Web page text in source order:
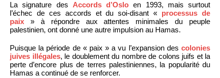
La signature des Accords d’Oslo en 1993, mais surtout
l’échec de ces accords et du soi-disant « processus de
paix » à répondre aux attentes minimales du peuple
palestinien, ont donné une autre impulsion au Hamas.
Puisque la période de « paix » a vu l’expansion des colonies
juives illégales, le doublement du nombre de colons juifs et la
perte d’encore plus de terres palestiniennes, la popularité du
Hamas a continué de se renforcer.